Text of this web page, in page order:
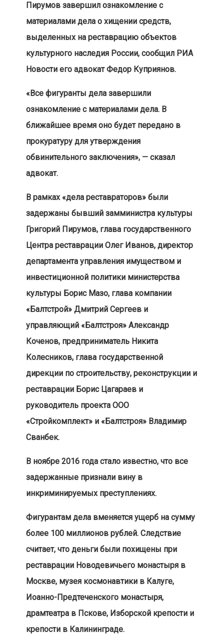
Пирумов завершил ознакомление с
материалами дела о хищении средств,
выделенных на реставрацию объектов
культурного наследия России, сообщил РИА
Новости его адвокат Федор Куприянов.
«Все фигуранты дела завершили
ознакомление с материалами дела. В
ближайшее время оно будет передано в
прокуратуру для утверждения
обвинительного заключения», — сказал
адвокат.
В рамках «дела реставраторов» были
задержаны бывший замминистра культуры
Григорий Пирумов, глава государственного
Центра реставрации Олег Иванов, директор
департамента управления имуществом и
инвестиционной политики министерства
культуры Борис Мазо, глава компании
«Балтстрой» Дмитрий Сергеев и
управляющий «Балтстроя» Александр
Коченов, предприниматель Никита
Колесников, глава государственной
дирекции по строительству, реконструкции и
реставрации Борис Цагараев и
руководитель проекта ООО
«Стройкомплект» и «Балтстроя» Владимир
Сванбек.
В ноябре 2016 года стало известно, что все
задержанные признали вину в
инкриминируемых преступлениях.
Фигурантам дела вменяется ущерб на сумму
более 100 миллионов рублей. Следствие
считает, что деньги были похищены при
реставрации Новодевичьего монастыря в
Москве, музея космонавтики в Калуге,
Иоанно-Предтеченского монастыря,
драмтеатра в Пскове, Изборской крепости и
крепости в Калининграде.